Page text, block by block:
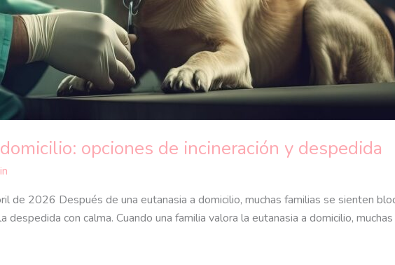
opciones de incineración y despedida
de 2026 Después de una eutanasia a domicilio, muchas familias se sienten
con calma. Cuando una familia valora la eutanasia a domicilio,